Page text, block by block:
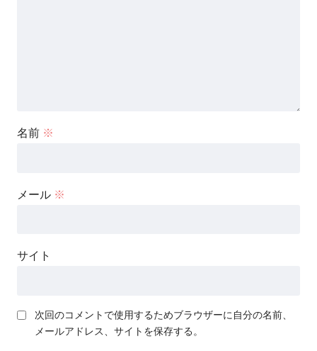
名前 ※
メール ※
サイト
次回のコメントで使用するためブラウザーに自分の名前、
メールアドレス、サイトを保存する。